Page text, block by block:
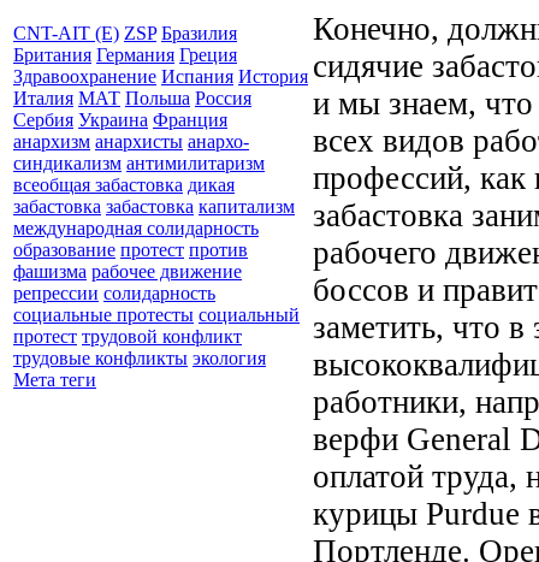
CNT-AIT (E) ZSP Бразилия
Британия Германия Греция
Здравоохранение Испания История
Италия МАТ Польша Россия
Сербия Украина Франция
анархизм анархисты анархо-
синдикализм антимилитаризм
всеобщая забастовка дикая
забастовка забастовка капитализм
международная солидарность
образование протест против
фашизма рабочее движение
репрессии солидарность
социальные протесты социальный
протест трудовой конфликт
трудовые конфликты экология
Мета теги
Конечно,
сидячие
и мы знаем, что
всех видов
профессий, как
забастовка
рабочего
боссов и
заметить, что в
работники,
верфи General
оплатой труда,
курицы Purdue
Портленде.